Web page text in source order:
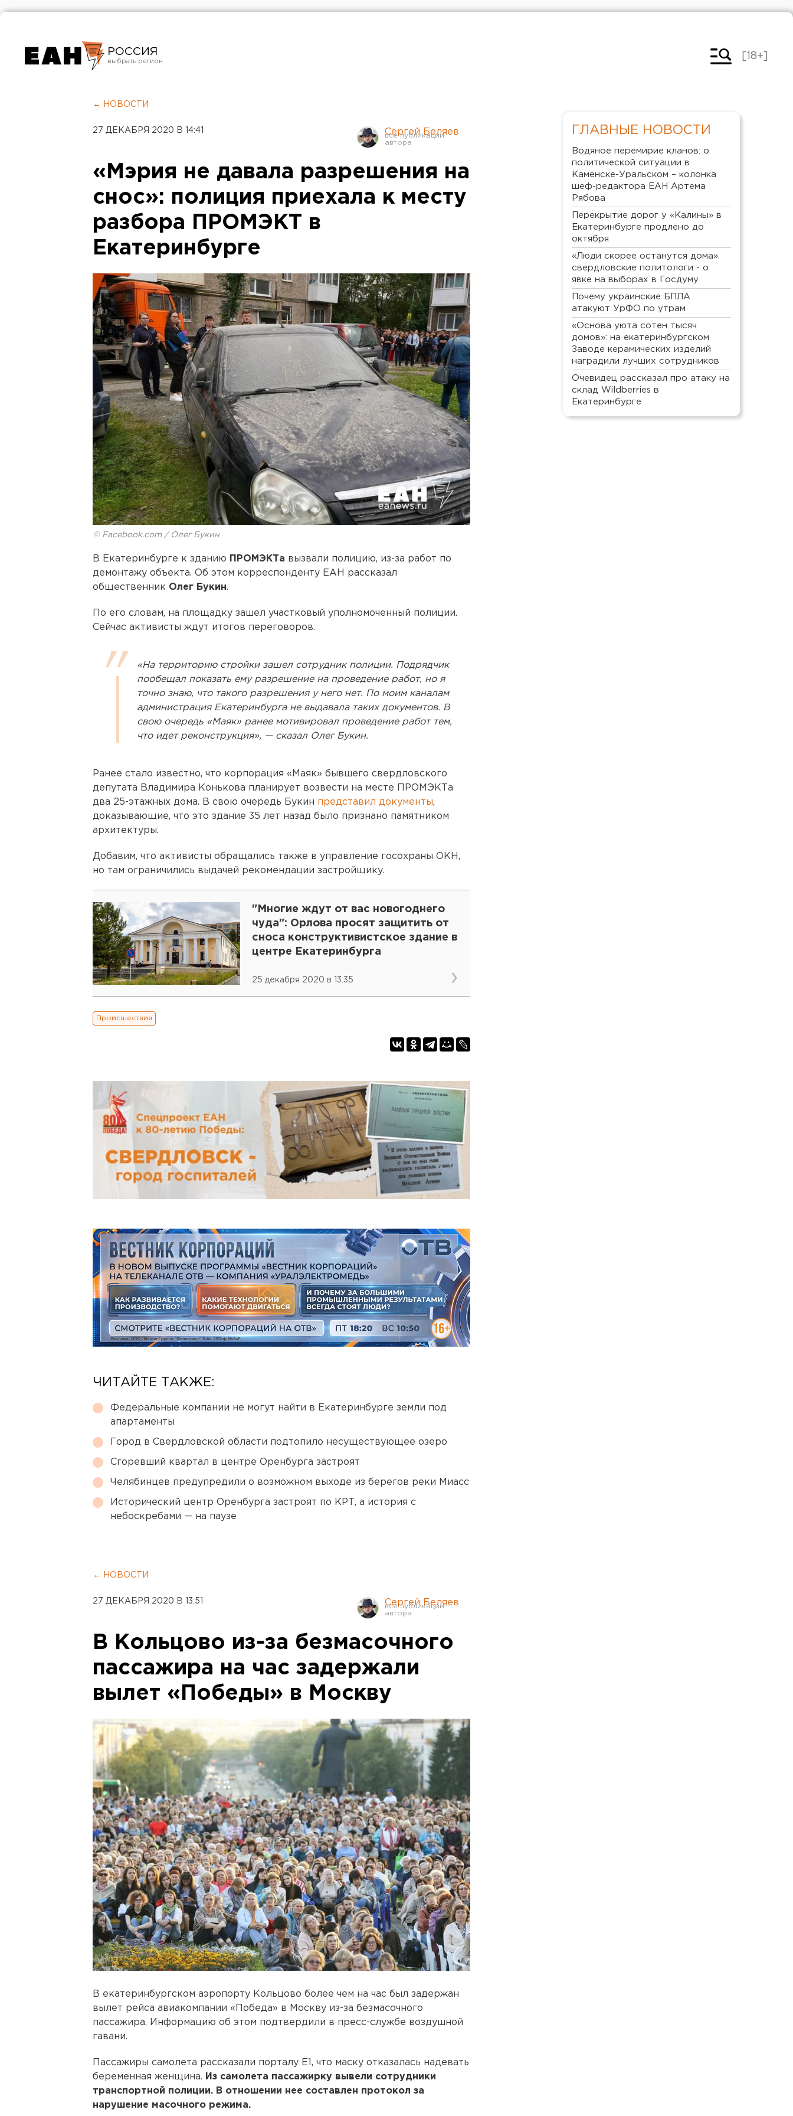
РОССИЯ
Челябинск
[18+]
← НОВОСТИ
27 ДЕКАБРЯ 2020 В 14:41 Сергей Беляев
«Мэрия не давала разрешения на
снос»: полиция приехала к месту
разбора ПРОМЭКТ в
Екатеринбурге
© Facebook.com / Олег Букин
В Екатеринбурге к зданию ПРОМЭКТа вызвали полицию, из-за работ по
демонтажу объекта. Об этом корреспонденту ЕАН рассказал
общественник Олег Букин.
По его словам, на площадку зашел участковый уполномоченный полиции.
Сейчас активисты ждут итогов переговоров.
«На территорию стройки зашел сотрудник полиции. Подрядчик
пообещал показать ему разрешение на проведение работ, но я
точно знаю, что такого разрешения у него нет. По моим каналам
администрация Екатеринбурга не выдавала таких документов. В
свою очередь «Маяк» ранее мотивировал проведение работ тем,
что идет реконструкция», — сказал Олег Букин.
Ранее стало известно, что корпорация «Маяк» бывшего свердловского
депутата Владимира Конькова планирует возвести на месте ПРОМЭКТа
два 25-этажных дома. В свою очередь Букин представил документы,
доказывающие, что это здание 35 лет назад было признано памятником
архитектуры.
Добавим, что активисты обращались также в управление госохраны ОКН,
но там ограничились выдачей рекомендации застройщику.
"Многие ждут от вас новогоднего
чуда": Орлова просят защитить от
сноса конструктивистское здание в
центре Екатеринбурга
25 декабря 2020 в 13:35
Происшествия
ЧИТАЙТЕ ТАКЖЕ:
Федеральные компании не могут найти в Екатеринбурге земли под
апартаменты
Город в Свердловской области подтопило несуществующее озеро
Сгоревший квартал в центре Оренбурга застроят
Челябинцев предупредили о возможном выходе из берегов реки Миасс
Исторический центр Оренбурга застроят по КРТ, а история с
небоскребами — на паузе
← НОВОСТИ
27 ДЕКАБРЯ 2020 В 13:51 Сергей Беляев
В Кольцово из-за безмасочного
пассажира на час задержали
вылет «Победы» в Москву
В екатеринбургском аэропорту Кольцово более чем на час был задержан
вылет рейса авиакомпании «Победа» в Москву из-за безмасочного
пассажира. Информацию об этом подтвердили в пресс-службе воздушной
гавани.
Пассажиры самолета рассказали порталу E1, что маску отказалась надевать
беременная женщина. Из самолета пассажирку вывели сотрудники
транспортной полиции. В отношении нее составлен протокол за
нарушение масочного режима.
ГЛАВНЫЕ НОВОСТИ
Водяное перемирие кланов: о
политической ситуации в
Каменске-Уральском – колонка
шеф-редактора ЕАН Артема
Рябова
Перекрытие дорог у «Калины» в
Екатеринбурге продлено до
октября
«Люди скорее останутся дома»:
свердловские политологи - о
явке на выборах в Госдуму
Почему украинские БПЛА
атакуют УрФО по утрам
«Основа уюта сотен тысяч
домов»: на екатеринбургском
Заводе керамических изделий
наградили лучших сотрудников
Очевидец рассказал про атаку на
склад Wildberries в
Екатеринбурге